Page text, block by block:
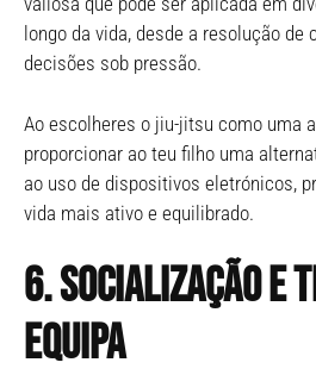
longo da vida, desde a resolução
decisões sob pressão.
Ao escolheres o jiu-jitsu como uma
proporcionar ao teu filho uma
ao uso de dispositivos eletrónicos,
vida mais ativo e equilibrado.
6. Socialização e
equipa